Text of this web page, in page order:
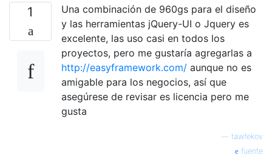
1
Una combinación de 960gs para el diseño
y las herramientas jQuery-UI o Jquery es
excelente, las uso casi en todos los
proyectos, pero me gustaría agregarlas a
http://easyframework.com/ aunque no es
amigable para los negocios, así que
asegúrese de revisar es licencia pero me
gusta
tawfekov
fuente